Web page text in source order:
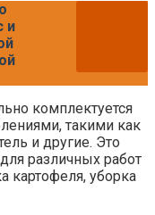
и
комплектуется
такими как
и другие. Это
различных работ
картофеля, уборка